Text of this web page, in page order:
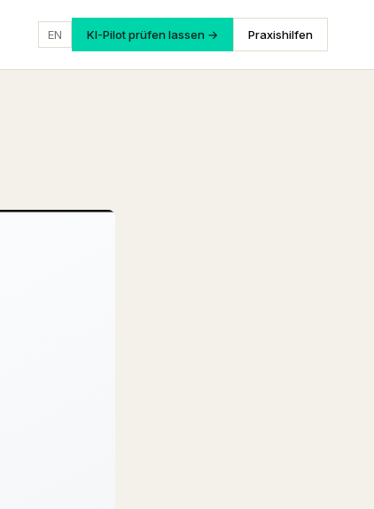
EN KI-Pilot prüfen lassen → Praxishilfen